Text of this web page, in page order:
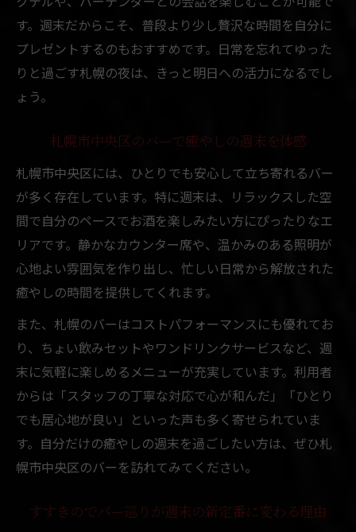
み文化
一人飲みでも安心な札幌市中央区のバー事
情
コツ
新しい週末の過ごし方としてのバー選び方
すすきので人気のバーを選ぶコツと基準
バーで新しい自分と出会う週末のすすめ
コスパ重視のバー選びで札幌週末が変わる
一人でも安心して入れるバーの見極め方
大人が安心して楽しむ立ち飲みバー空間
大人のための落ち着いた札幌バー空間の魅
力
バー初心者も安心なすすきの立ち飲み文化
札幌市中央区で味わう大人の立ち飲み体験
一人飲みデビューに最適なバーの選び方
す。週末だからこそ、普段より少し贅沢な時間を自分に
プレゼントするのもおすすめです。日常を忘れてゆった
りと過ごす札幌の夜は、きっと明日への活力になるでし
ょう。
札幌市中央区のバーで癒やしの週末を体感
札幌市中央区には、ひとりでも安心して立ち寄れるバー
が多く存在しています。特に週末は、リラックスした空
間で自分のペースでお酒を楽しみたい方にぴったりなエ
リアです。静かなカウンター席や、温かみのある照明が
心地よい雰囲気を作り出し、忙しい日常から解放された
癒やしの時間を提供してくれます。
また、札幌のバーはコストパフォーマンスにも優れてお
り、ちょい飲みセットやワンドリンクサービスなど、週
末に気軽に楽しめるメニューが充実しています。利用者
からは「スタッフの丁寧な対応で心が和んだ」「ひとり
でも居心地が良い」といった声も多く寄せられていま
す。自分だけの癒やしの週末を過ごしたい方は、ぜひ札
幌市中央区のバーを訪れてみてください。
すすきのでバー巡りが週末の新定番に変わる理由